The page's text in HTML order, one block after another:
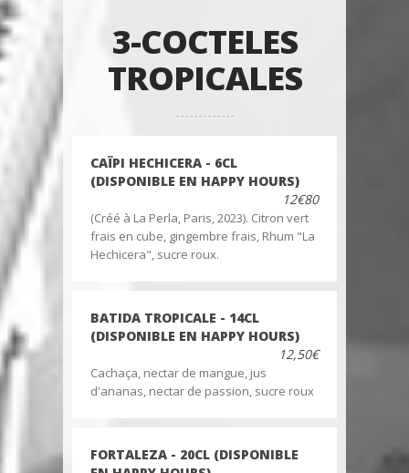
3-COCTELES
TROPICALES
CAÏPI HECHICERA - 6CL
(DISPONIBLE EN HAPPY HOURS)
12€80
(Créé à La Perla, Paris, 2023). Citron vert
frais en cube, gingembre frais, Rhum "La
Hechicera", sucre roux.
BATIDA TROPICALE - 14CL
(DISPONIBLE EN HAPPY HOURS)
12,50€
Cachaça, nectar de mangue, jus
d'ananas, nectar de passion, sucre roux
FORTALEZA - 20CL (DISPONIBLE